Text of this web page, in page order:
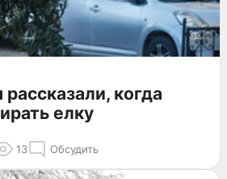
когда
елку
13 Обсудить